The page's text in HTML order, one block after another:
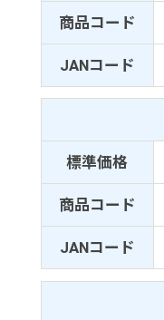
商品コード
JANコード
標準価格
商品コード
JANコード